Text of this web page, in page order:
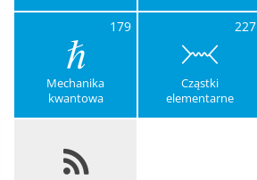
179
Mechanika
kwantowa
227
Cząstki
elementarne